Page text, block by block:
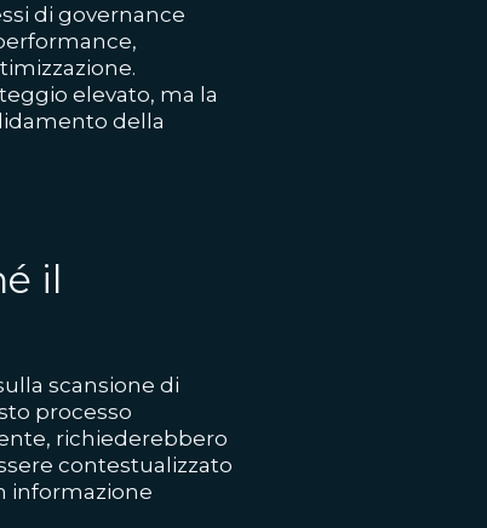
di governance
elevato, ma la
della
il
scansione di
processo
richiederebbero
contestualizzato
informazione